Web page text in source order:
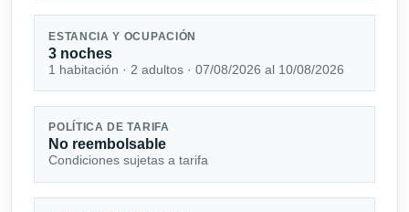
ESTANCIA Y OCUPACIÓN
3 noches
1 habitación · 2 adultos · 07/08/2026 al 10/08/2026
POLÍTICA DE TARIFA
No reembolsable
Condiciones sujetas a tarifa